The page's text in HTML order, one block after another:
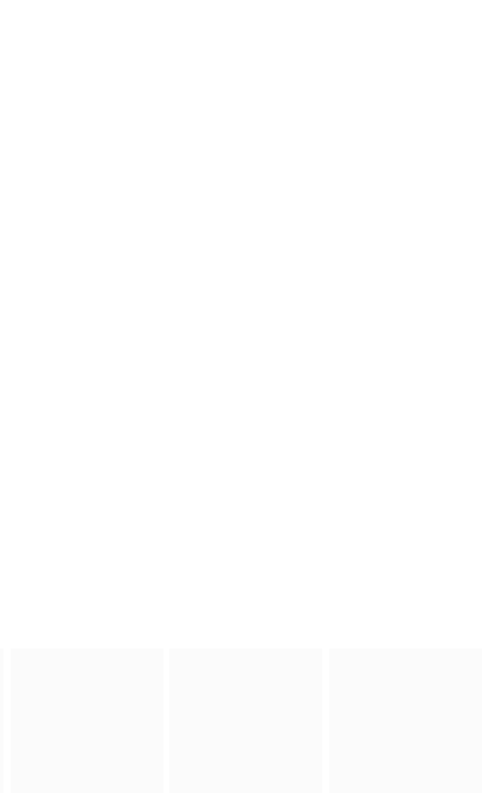
守礼。一朝重生她决心改写命运，只为自己而活。很快她发现，前
父亲送往敌国和亲，本是肩负卧底重任。可她满心只有美食，传递的
盟。她步步为营，相继扳倒幕后黑